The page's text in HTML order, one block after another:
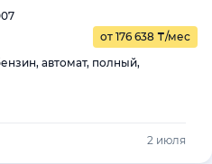
от 176 638 ₸/мес
автомат, полный,
2 июля